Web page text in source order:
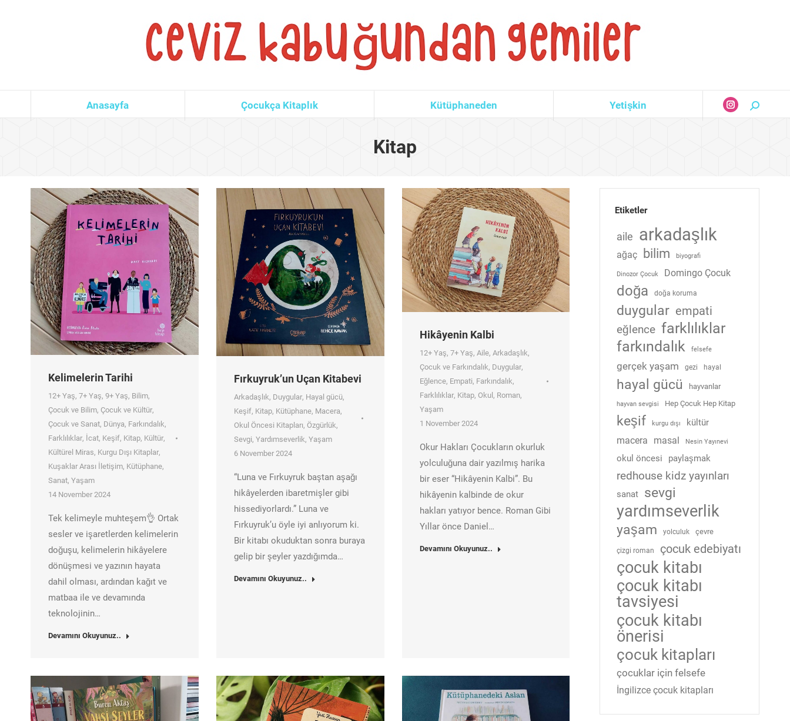
Anasayfa Çocukça Kitaplık Kütüphaneden Yetişkin
Instagram
window
Search:
Kitap
Kelimelerin Tarihi
12+ Yaş, 7+ Yaş, 9+ Yaş, Bilim,
Çocuk ve Bilim, Çocuk ve Kültür,
Çocuk ve Sanat, Dünya, Farkındalık,
Farklılıklar, İcat, Keşif, Kitap, Kültür,
Kültürel Miras, Kurgu Dışı Kitaplar,
Kuşaklar Arası İletişim, Kütüphane,
Sanat, Yaşam
14 November 2024
Tek kelimeyle muhteşem👌 Ortak
sesler ve işaretlerden kelimelerin
doğuşu, kelimelerin hikâyelere
dönüşmesi ve yazının hayata
dahil olması, ardından kağıt ve
matbaa ile ve devamında
teknolojinin…
Devamını Okuyunuz..
Fırkuyruk’un Uçan Kitabevi
Arkadaşlık, Duygular, Hayal gücü,
Keşif, Kitap, Kütüphane, Macera,
Okul Öncesi Kitapları, Özgürlük,
Sevgi, Yardımseverlik, Yaşam
6 November 2024
“Luna ve Fırkuyruk baştan aşağı
hikâyelerden ibaretmişler gibi
hissediyorlardı.” Luna ve
Fırkuyruk’u öyle iyi anlıyorum ki.
Bir kitabı okuduktan sonra buraya
gelip bir şeyler yazdığımda…
Devamını Okuyunuz..
Hikâyenin Kalbi
12+ Yaş, 7+ Yaş, Aile, Arkadaşlık,
Çocuk ve Farkındalık, Duygular,
Eğlence, Empati, Farkındalık,
Farklılıklar, Kitap, Okul , Roman,
Yaşam
1 November 2024
Okur Hakları Çocukların okurluk
yolculuğuna dair yazılmış harika
bir eser “Hikâyenin Kalbi”. Bu
hikâyenin kalbinde de okur
hakları yatıyor bence. Roman Gibi
Yıllar önce Daniel…
Devamını Okuyunuz..
Etiketler
aile arkadaşlık
ağaç bilim biyografi
Dinozor Çocuk Domingo Çocuk
doğa doğa koruma
duygular empati
eğlence farklılıklar
farkındalık
felsefe
gerçek yaşam gezi hayal
hayal gücü hayvanlar
hayvan sevgisi Hep Çocuk Hep Kitap
keşif kurgu dışı kültür
macera masal Nesin Yayınevi
okul öncesi paylaşmak
redhouse kidz yayınları
sanat sevgi
yardımseverlik
yaşam yolculuk çevre
çizgi roman çocuk edebiyatı
çocuk kitabı
çocuk kitabı
tavsiyesi
çocuk kitabı
önerisi
çocuk kitapları
çocuklar için felsefe
İngilizce çocuk kitapları